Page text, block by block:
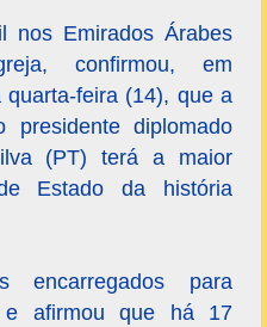
nos Emirados Árabes
confirmou, em
feira (14), que a
diplomado
(PT) terá a maior
Estado da história
para
e afirmou que há 17